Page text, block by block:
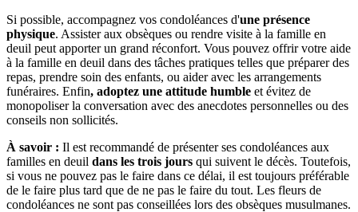
Si possible, accompagnez vos condoléances d'une présence
physique. Assister aux obsèques ou rendre visite à la famille en
deuil peut apporter un grand réconfort. Vous pouvez offrir votre aide
à la famille en deuil dans des tâches pratiques telles que préparer des
repas, prendre soin des enfants, ou aider avec les arrangements
funéraires. Enfin, adoptez une attitude humble et évitez de
monopoliser la conversation avec des anecdotes personnelles ou des
conseils non sollicités.
À savoir : Il est recommandé de présenter ses condoléances aux
familles en deuil dans les trois jours qui suivent le décès. Toutefois,
si vous ne pouvez pas le faire dans ce délai, il est toujours préférable
de le faire plus tard que de ne pas le faire du tout. Les fleurs de
condoléances ne sont pas conseillées lors des obsèques musulmanes.